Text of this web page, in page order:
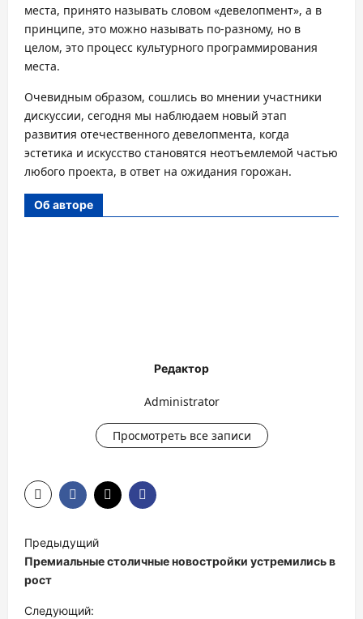
места, принято называть словом «девелопмент», а в
принципе, это можно называть по-разному, но в
целом, это процесс культурного программирования
места.
Очевидным образом, сошлись во мнении участники
дискуссии, сегодня мы наблюдаем новый этап
развития отечественного девелопмента, когда
эстетика и искусство становятся неотъемлемой частью
любого проекта, в ответ на ожидания горожан.
Об авторе
Редактор
Administrator
Просмотреть все записи
а
в
и
Предыдущий
Премиальные столичные новостройки устремились в
рост
Следующий: